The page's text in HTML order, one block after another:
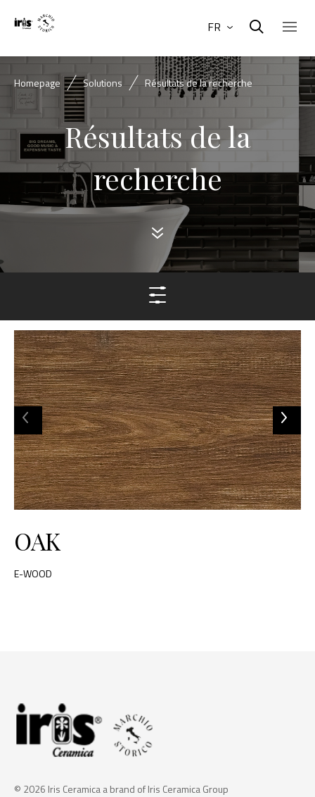
FR
Homepage Solutions Résultats de la recherche
Résultats de la
recherche
OAK
E-WOOD
© 2026 Iris Ceramica a brand of Iris Ceramica Group